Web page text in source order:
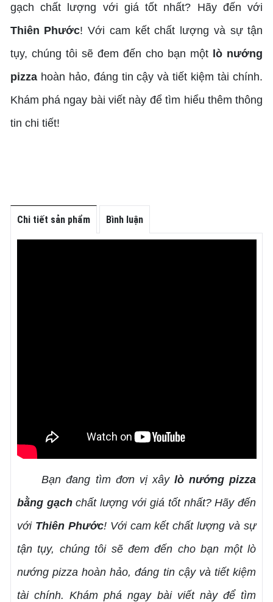
gạch chất lượng với giá tốt nhất? Hãy đến với
Thiên Phước! Với cam kết chất lượng và sự tận
tụy, chúng tôi sẽ đem đến cho bạn một lò nướng
pizzahoàn hảo, đáng tin cậy và tiết kiệm tài chính.
Khám phá ngay bài viết này để tìm hiểu thêm thông
tin chi tiết!
Chi tiết sản phẩm Bình luận
Bạn đang tìm đơn vị xâylò nướng pizza
bằng gạchchất lượng với giá tốt nhất? Hãy đến
với Thiên Phước! Với cam kết chất lượng và sự
tận tụy, chúng tôi sẽ đem đến cho bạn một lò
nướng pizza hoàn hảo, đáng tin cậy và tiết kiệm
tài chính. Khám phá ngay bài viết này để tìm